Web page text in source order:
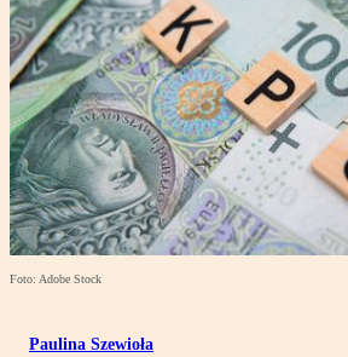
Foto: Adobe Stock
Paulina Szewioła